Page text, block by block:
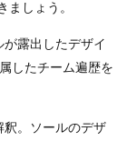
ましょう。
が露出したデザイ
したチーム遍歴を
釈。ソールのデザ